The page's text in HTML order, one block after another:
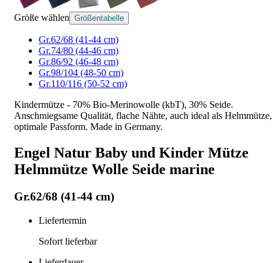
Größe wählen Größentabelle
Gr.62/68 (41-44 cm)
Gr.74/80 (44-46 cm)
Gr.86/92 (46-48 cm)
Gr.98/104 (48-50 cm)
Gr.110/116 (50-52 cm)
Kindermütze - 70% Bio-Merinowolle (kbT), 30% Seide.
Anschmiegsame Qualität, flache Nähte, auch ideal als Helmmütze,
optimale Passform. Made in Germany.
Engel Natur Baby und Kinder Mütze
Helmmütze Wolle Seide marine
Gr.62/68 (41-44 cm)
Liefertermin
Sofort lieferbar